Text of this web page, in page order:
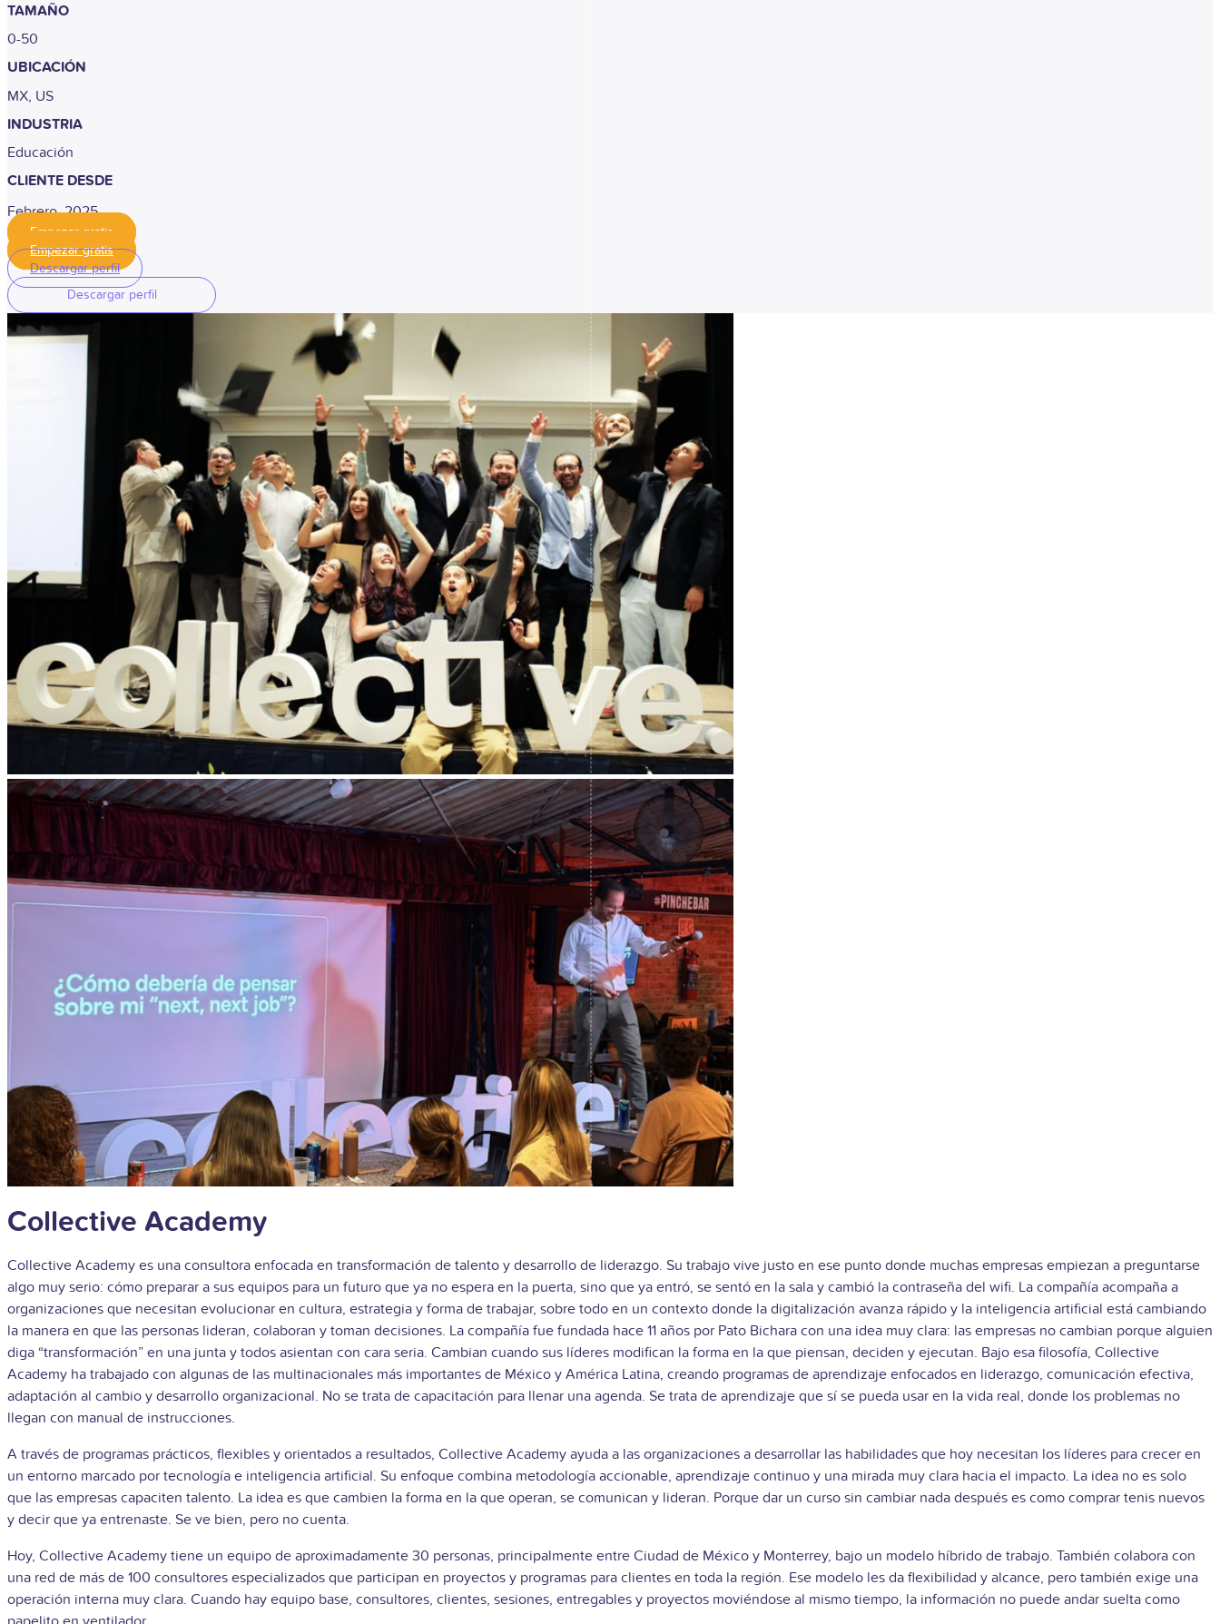
TAMAÑO
0-50
UBICACIÓN
MX, US
INDUSTRIA
Educación
CLIENTE DESDE
Febrero, 2025
Empezar gratis
Empezar gratis
Descargar perfil
Descargar perfil
Collective Academy
Collective Academy es una consultora enfocada en transformación de talento y desarrollo de liderazgo. Su trabajo vive justo en ese punto donde muchas empresas empiezan a preguntarse
algo muy serio: cómo preparar a sus equipos para un futuro que ya no espera en la puerta, sino que ya entró, se sentó en la sala y cambió la contraseña del wifi. La compañía acompaña a
organizaciones que necesitan evolucionar en cultura, estrategia y forma de trabajar, sobre todo en un contexto donde la digitalización avanza rápido y la inteligencia artificial está cambiando
la manera en que las personas lideran, colaboran y toman decisiones. La compañía fue fundada hace 11 años por Pato Bichara con una idea muy clara: las empresas no cambian porque alguien
diga “transformación” en una junta y todos asientan con cara seria. Cambian cuando sus líderes modifican la forma en la que piensan, deciden y ejecutan. Bajo esa filosofía, Collective
Academy ha trabajado con algunas de las multinacionales más importantes de México y América Latina, creando programas de aprendizaje enfocados en liderazgo, comunicación efectiva,
adaptación al cambio y desarrollo organizacional. No se trata de capacitación para llenar una agenda. Se trata de aprendizaje que sí se pueda usar en la vida real, donde los problemas no
llegan con manual de instrucciones.
A través de programas prácticos, flexibles y orientados a resultados, Collective Academy ayuda a las organizaciones a desarrollar las habilidades que hoy necesitan los líderes para crecer en
un entorno marcado por tecnología e inteligencia artificial. Su enfoque combina metodología accionable, aprendizaje continuo y una mirada muy clara hacia el impacto. La idea no es solo
que las empresas capaciten talento. La idea es que cambien la forma en la que operan, se comunican y lideran. Porque dar un curso sin cambiar nada después es como comprar tenis nuevos
y decir que ya entrenaste. Se ve bien, pero no cuenta.
Hoy, Collective Academy tiene un equipo de aproximadamente 30 personas, principalmente entre Ciudad de México y Monterrey, bajo un modelo híbrido de trabajo. También colabora con
una red de más de 100 consultores especializados que participan en proyectos y programas para clientes en toda la región. Ese modelo les da flexibilidad y alcance, pero también exige una
operación interna muy clara. Cuando hay equipo base, consultores, clientes, sesiones, entregables y proyectos moviéndose al mismo tiempo, la información no puede andar suelta como